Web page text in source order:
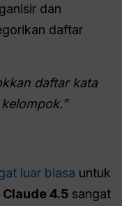
dan
daftar
daftar kata
luar biasa untuk
Claude 4.5 sangat